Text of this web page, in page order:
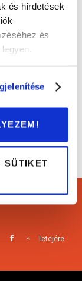
és hirdetések
és
SÜTIKET
sima
Tetejére